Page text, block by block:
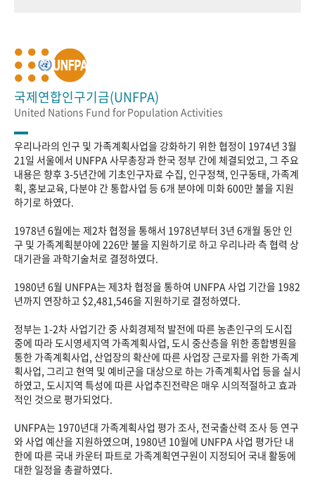
국제연합인구기금(UNFPA)
United Nations Fund for Population Activities
우리나라의 인구 및 가족계획사업을 강화하기 위한 협정이 1974년 3월
21일 서울에서 UNFPA 사무총장과 한국 정부 간에 체결되었고, 그 주요
내용은 향후 3-5년간에 기초인구자료 수집, 인구정책, 인구동태, 가족계
획, 홍보교육, 다분야 간 통합사업 등 6개 분야에 미화 600만 불을 지원
하기로 하였다.
1978년 6월에는 제2차 협정을 통해서 1978년부터 3년 6개월 동안 인
구 및 가족계획분야에 226만 불을 지원하기로 하고 우리나라 측 협력 상
대기관을 과학기술처로 결정하였다.
1980년 6월 UNFPA는 제3차 협정을 통하여 UNFPA 사업 기간을 1982
년까지 연장하고 $2,481,546을 지원하기로 결정하였다.
정부는 1-2차 사업기간 중 사회경제적 발전에 따른 농촌인구의 도시집
중에 따라 도시영세지역 가족계획사업, 도시 중산층을 위한 종합병원을
통한 가족계획사업, 산업장의 확산에 따른 사업장 근로자를 위한 가족계
획사업, 그리고 현역 및 예비군을 대상으로 하는 가족계획사업 등을 실시
하였고, 도시지역 특성에 따른 사업추진전략은 매우 시의적절하고 효과
적인 것으로 평가되었다.
UNFPA는 1970년대 가족계획사업 평가 조사, 전국출산력 조사 등 연구
와 사업 예산을 지원하였으며, 1980년 10월에 UNFPA 사업 평가단 내
한에 따른 국내 카운터 파트로 가족계획연구원이 지정되어 국내 활동에
대한 일정을 총괄하였다.